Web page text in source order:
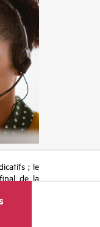
; le
de la
la vente
de la